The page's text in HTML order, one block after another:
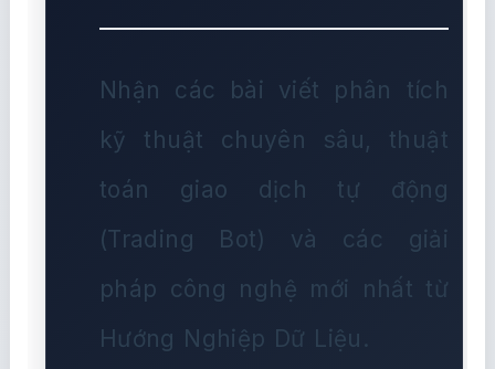
Nhận các bài viết phân tích
kỹ thuật chuyên sâu, thuật
toán giao dịch tự động
(Trading Bot) và các giải
pháp công nghệ mới nhất từ
Hướng Nghiệp Dữ Liệu.